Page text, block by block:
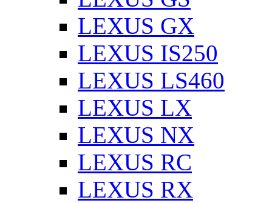
LEXUS GX
LEXUS IS250
LEXUS LS460
LEXUS LX
LEXUS NX
LEXUS RC
LEXUS RX